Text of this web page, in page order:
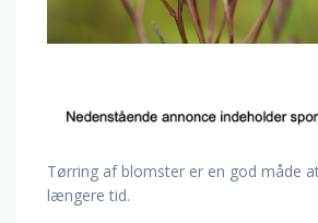
Tørring af blomster er en god måde
længere tid.